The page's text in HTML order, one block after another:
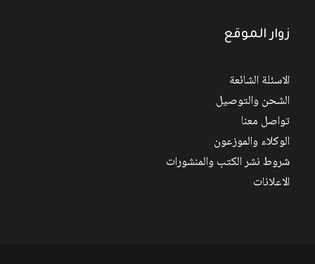
زوار الموقع
الاسئلة الشائعة
الشحن والتوصيل
تواصل معنا
الوكلاء والموزعون
شروط نشر الكتب والمنشورات
الاعلانات